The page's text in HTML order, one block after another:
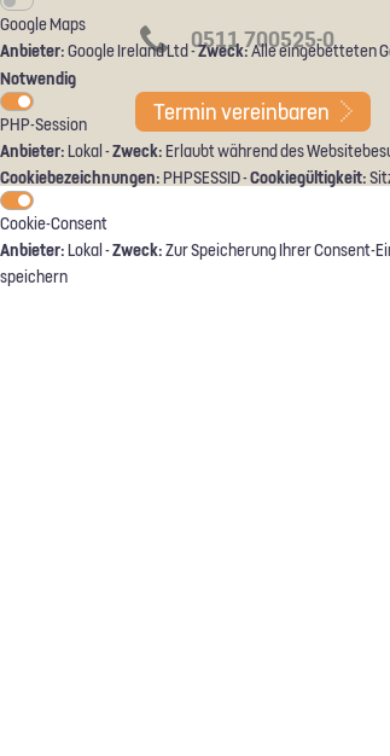
0511 700525-0
Terminvereinbaren
Google Maps
Anbieter:Google Ireland Ltd -Zweck:Alle eingebetteten
Notwendig
PHP-Session
Anbieter:Lokal -Zweck:Erlaubt während des
Cookiebezeichnungen:PHPSESSID -Cookiegültigkeit:
Cookie-Consent
Anbieter:Lokal -Zweck:Zur Speicherung Ihrer Consent-
speichern